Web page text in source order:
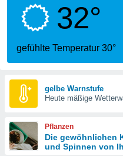
dass
sind.
diese
32°
gefühlte Temperatur 30°
gelbe Warnstufe
Heute mäßige
Pflanzen
Die gewöhnlichen
und Spinnen von